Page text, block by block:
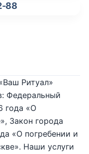
88
Ритуал»
Федеральный
года «О
Закон города
«О погребении и
Наши услуги